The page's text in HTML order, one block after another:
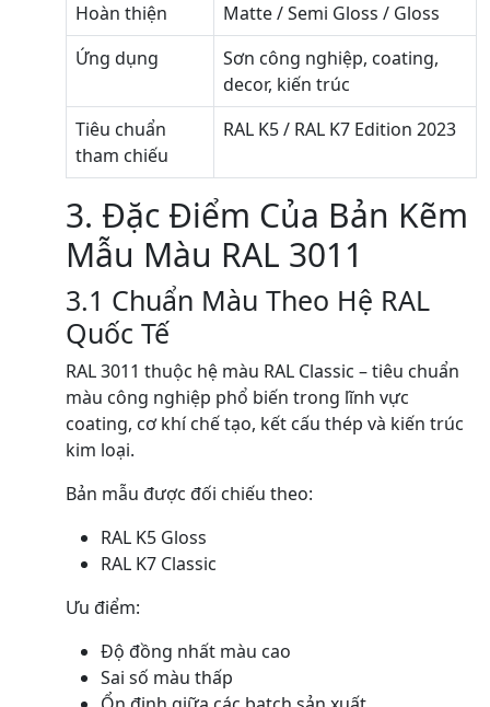
Hoàn thiện
Matte / Semi Gloss / Gloss
Ứng dụng
Sơn công nghiệp, coating,
decor, kiến trúc
Tiêu chuẩn
tham chiếu
RAL K5 / RAL K7 Edition 2023
3. Đặc Điểm Của Bản Kẽm
Mẫu Màu RAL 3011
3.1 Chuẩn Màu Theo Hệ RAL
Quốc Tế
RAL 3011 thuộc hệ màu RAL Classic – tiêu chuẩn
màu công nghiệp phổ biến trong lĩnh vực
coating, cơ khí chế tạo, kết cấu thép và kiến trúc
kim loại.
Bản mẫu được đối chiếu theo:
RAL K5 Gloss
RAL K7 Classic
Ưu điểm:
Độ đồng nhất màu cao
Sai số màu thấp